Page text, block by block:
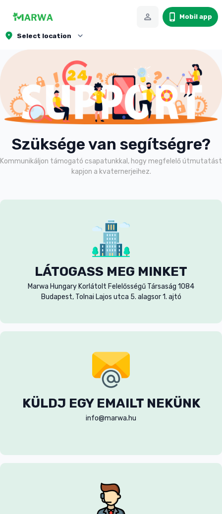
Mobil app
Select location
Szüksége van segítségre?
Kommunikáljon támogató csapatunkkal, hogy megfelelő útmutatást
kapjon a kvaternerjeihez.
LÁTOGASS MEG MINKET
Marwa Hungary Korlátolt Felelősségű Társaság 1084
Budapest, Tolnai Lajos utca 5. alagsor 1. ajtó
KÜLDJ EGY EMAILT NEKÜNK
info@marwa.hu